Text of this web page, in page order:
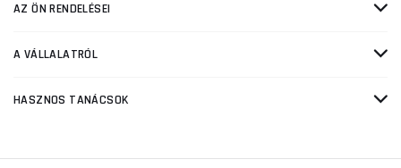
AZ ÖN RENDELÉSEI
A VÁLLALATRÓL
HASZNOS TANÁCSOK